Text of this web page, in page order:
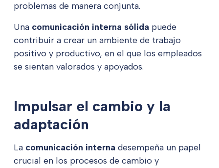
problemas de manera conjunta.
Una comunicación interna sólida puede
contribuir a crear un ambiente de trabajo
positivo y productivo, en el que los empleados
se sientan valorados y apoyados.
Impulsar el cambio y la
adaptación
La comunicación interna desempeña un papel
crucial en los procesos de cambio y